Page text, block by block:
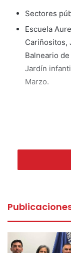
Sectores
Escuela
Cariñositos,
Balneario
Jardín
Marzo.